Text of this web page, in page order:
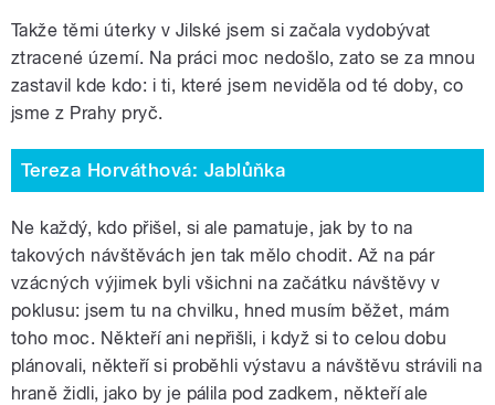
Takže těmi úterky v Jilské jsem si začala vydobývat
ztracené území. Na práci moc nedošlo, zato se za mnou
zastavil kde kdo: i ti, které jsem neviděla od té doby, co
jsme z Prahy pryč.
Tereza Horváthová: Jablůňka
Ne každý, kdo přišel, si ale pamatuje, jak by to na
takových návštěvách jen tak mělo chodit. Až na pár
vzácných výjimek byli všichni na začátku návštěvy v
poklusu: jsem tu na chvilku, hned musím běžet, mám
toho moc. Někteří ani nepřišli, i když si to celou dobu
plánovali, někteří si proběhli výstavu a návštěvu strávili na
hraně židli, jako by je pálila pod zadkem, někteří ale